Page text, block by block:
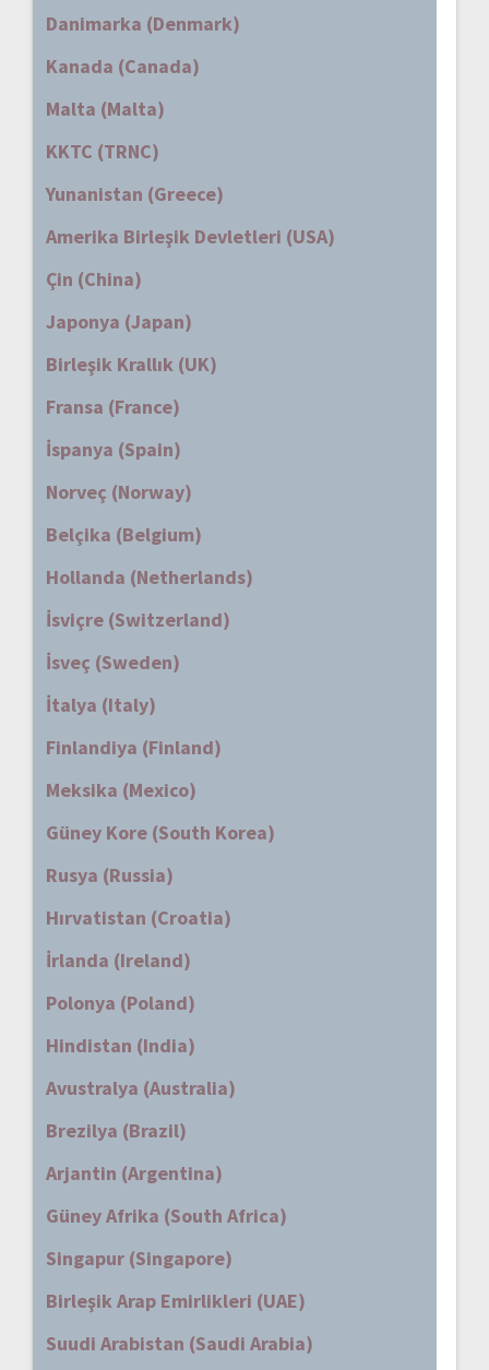
Danimarka (Denmark)
Kanada (Canada)
Malta (Malta)
KKTC (TRNC)
Yunanistan (Greece)
Amerika Birleşik Devletleri (USA)
Çin (China)
Japonya (Japan)
Birleşik Krallık (UK)
Fransa (France)
İspanya (Spain)
Norveç (Norway)
Belçika (Belgium)
Hollanda (Netherlands)
İsviçre (Switzerland)
İsveç (Sweden)
İtalya (Italy)
Finlandiya (Finland)
Meksika (Mexico)
Güney Kore (South Korea)
Rusya (Russia)
Hırvatistan (Croatia)
İrlanda (Ireland)
Polonya (Poland)
Hindistan (India)
Avustralya (Australia)
Brezilya (Brazil)
Arjantin (Argentina)
Güney Afrika (South Africa)
Singapur (Singapore)
Birleşik Arap Emirlikleri (UAE)
Suudi Arabistan (Saudi Arabia)